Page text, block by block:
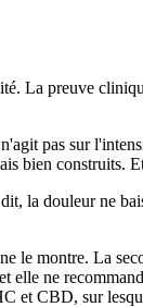
La preuve
pas sur
bien construits.
la douleur ne
le montre. La
ne
et CBD, sur